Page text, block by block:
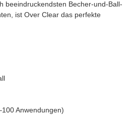
beeindruckendsten Becher-und-Ball-
ist Over Clear das perfekte
Anwendungen)